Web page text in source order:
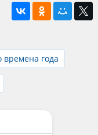
времена года